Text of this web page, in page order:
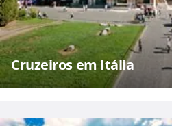
Cruzeiros em Itália